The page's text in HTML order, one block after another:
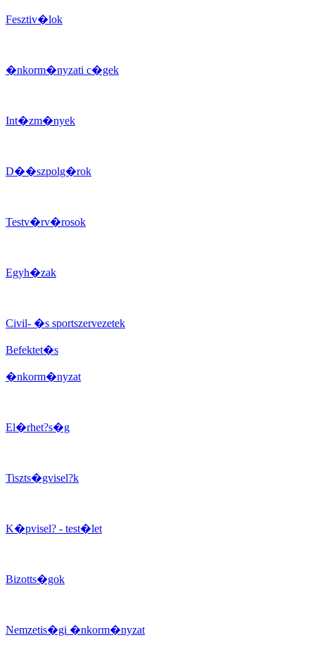
Fesztiv�lok
�nkorm�nyzati c�gek
Int�zm�nyek
D��szpolg�rok
Testv�rv�rosok
Egyh�zak
Civil- �s sportszervezetek
Befektet�s
�nkorm�nyzat
El�rhet?s�g
Tiszts�gvisel?k
K�pvisel? - test�let
Bizotts�gok
Nemzetis�gi �nkorm�nyzat